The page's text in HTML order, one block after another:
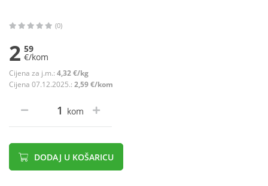
(0)
2 59
€/kom
Cijena za j.m.: 4,32 €/kg
Cijena 07.12.2025.: 2,59 €/kom
kom
DODAJ U KOŠARICU